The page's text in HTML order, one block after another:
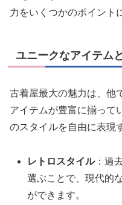
力をいくつかのポイント
ユニークなアイテム
古着屋最大の魅力は、他
アイテムが豊富に揃って
のスタイルを自由に表現
レトロスタイル：過
選ぶことで、現代的
ができます。